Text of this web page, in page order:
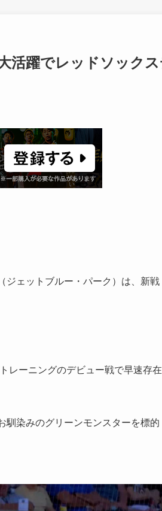
活躍でレッドソック
ジェットブルー・パーク）は、新戦
レーニングのデビュー戦で早速存在
馴染みのグリーンモンスターを標的